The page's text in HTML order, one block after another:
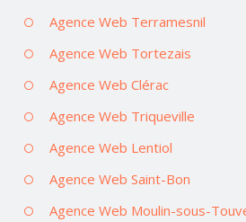
Agence Web Terramesnil
Agence Web Tortezais
Agence Web Clérac
Agence Web Triqueville
Agence Web Lentiol
Agence Web Saint-Bon
Agence Web Moulin-sous-